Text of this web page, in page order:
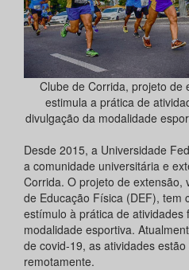
Clube de Corrida, projeto de
estimula a prática de
divulgação da modalidade
Desde 2015, a Universidade
a comunidade universitária e
Corrida. O projeto de extensão,
de Educação Física (DEF), tem
estímulo à prática de atividades
modalidade esportiva.
de covid-19, as atividades
remotamente.